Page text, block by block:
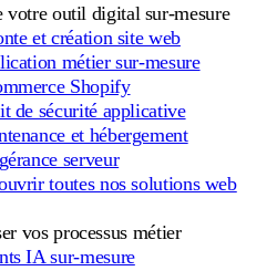
votre outil digital sur-mesure
et création site web
métier sur-mesure
Shopify
de sécurité applicative
et hébergement
serveur
toutes nos solutions web
vos processus métier
IA sur-mesure